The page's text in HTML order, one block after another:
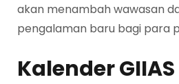
akan menambah wawasan
pengalaman baru bagi para
Kalender GIIAS